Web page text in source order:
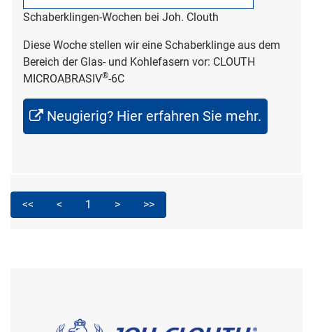
Schaberklingen-Wochen bei Joh. Clouth
Diese Woche stellen wir eine Schaberklinge aus dem
Bereich der Glas- und Kohlefasern vor: CLOUTH
MICROABRASIV®-6C
Neugierig? Hier erfahren Sie mehr.
<< < 1 > >>